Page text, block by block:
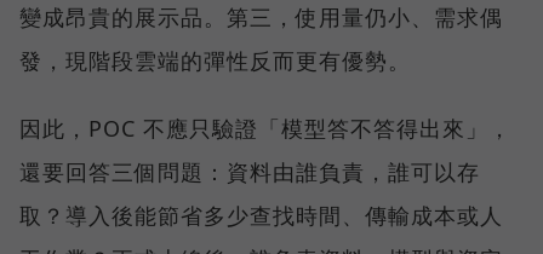
變成昂貴的展示品。第三，使用量仍小、需求偶
發，現階段雲端的彈性反而更有優勢。
因此，POC 不應只驗證「模型答不答得出來」，
還要回答三個問題：資料由誰負責，誰可以存
取？導入後能節省多少查找時間、傳輸成本或人